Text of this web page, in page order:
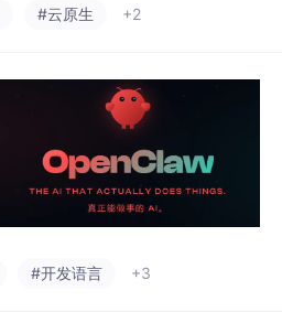
#云原生 +2
#开发语言 +3